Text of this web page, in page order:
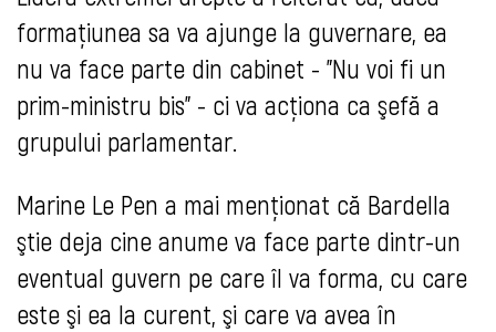
formaţiunea sa va ajunge la guvernare, ea
nu va face parte din cabinet - "Nu voi fi un
prim-ministru bis" - ci va acţiona ca şefă a
grupului parlamentar.
Marine Le Pen a mai menţionat că Bardella
ştie deja cine anume va face parte dintr-un
eventual guvern pe care îl va forma, cu care
este şi ea la curent, şi care va avea în